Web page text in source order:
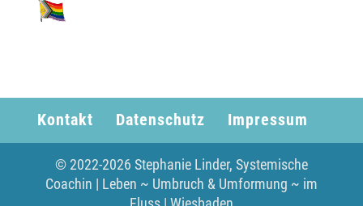
Kontakt Datenschutz Impressum
© 2022-2026 Stephanie Linder, Systemische
Coachin | Leben ~ Umbruch & Umformung ~ im